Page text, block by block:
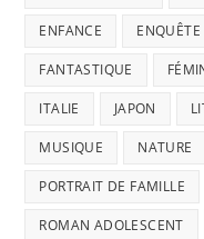
ENFANCE ENQUÊTE
FANTASTIQUE
ITALIE JAPON
MUSIQUE NATURE
PORTRAIT DE FAMILLE
ROMAN ADOLESCENT